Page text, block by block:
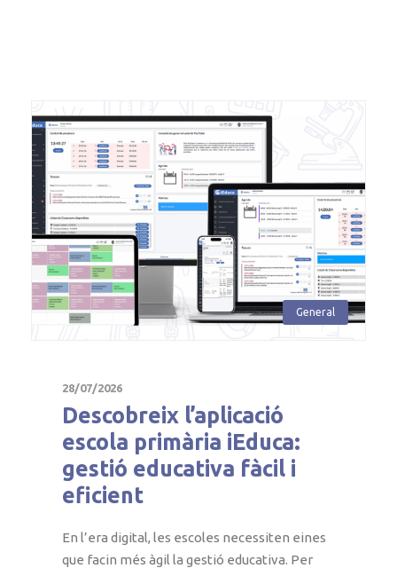
General
28/07/2026
Descobreix l’aplicació
escola primària iEduca:
gestió educativa fàcil i
eficient
En l’era digital, les escoles necessiten eines
que facin més àgil la gestió educativa. Per